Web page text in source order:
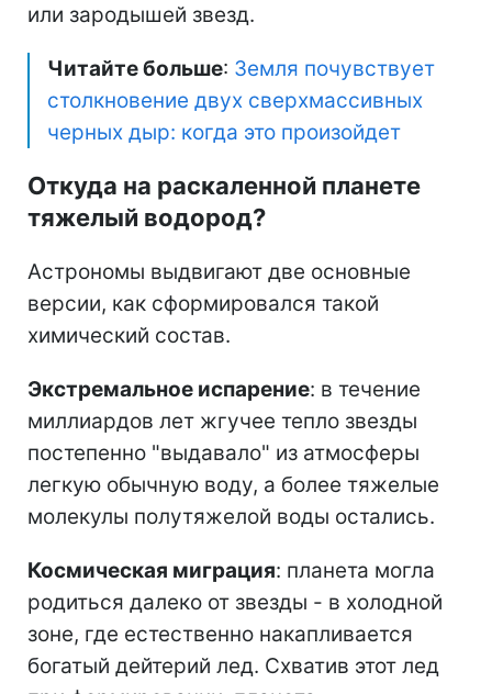
или зародышей звезд.
Читайте больше: Земля почувствует
столкновение двух сверхмассивных
черных дыр: когда это произойдет
Откуда на раскаленной планете
тяжелый водород?
Астрономы выдвигают две основные
версии, как сформировался такой
химический состав.
Экстремальное испарение: в течение
миллиардов лет жгучее тепло звезды
постепенно "выдавало" из атмосферы
легкую обычную воду, а более тяжелые
молекулы полутяжелой воды остались.
Космическая миграция: планета могла
родиться далеко от звезды - в холодной
зоне, где естественно накапливается
богатый дейтерий лед. Схватив этот лед